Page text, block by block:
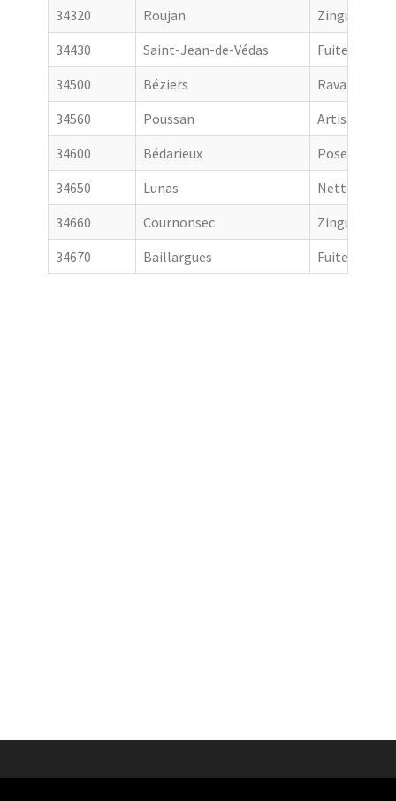
34320
Roujan
Zingueur
34430
Saint-Jean-de-Védas
Fuite toiture
34500
Béziers
Ravalement
34560
Poussan
Artisan
34600
Bédarieux
Pose de
34650
Lunas
Nettoyage
34660
Cournonsec
Zingueur
34670
Baillargues Fuite toiture